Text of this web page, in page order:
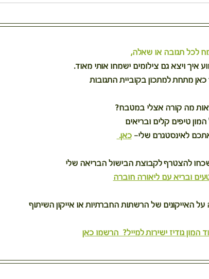
לכל תגובה או שאלה,
ויצא גם צילומים ישמחו אותי מאוד.
מתחת למתכון בקוביית התגובות
מה קורה אצלי במטבח?
טיפים קלים ובריאים
לאינסטגרם שלי– כאן.
להצטרף לקבוצת הבישול הבריאה שלי
ובריא עם ליאורה חוברה
האייקונים של הרשתות החברתיות או אייקון השיתוף
המון גודיז ישירות למייל?  הרשמו כאן